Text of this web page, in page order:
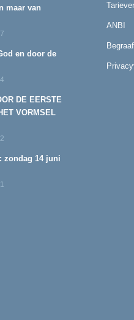
maar van
en door de
DE EERSTE
VORMSEL
zondag 14 juni
ANBI